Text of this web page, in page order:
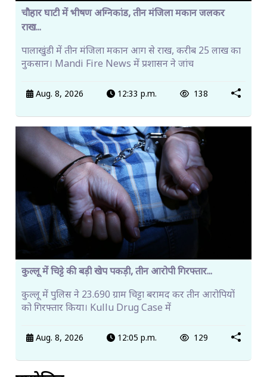
चौहार घाटी में भीषण अग्निकांड, तीन मंजिला मकान जलकर
राख...
पालाखुंडी में तीन मंजिला मकान आग से राख, करीब 25 लाख का
नुकसान। Mandi Fire News में प्रशासन ने जांच
Aug. 8, 2026 12:33 p.m. 138
कुल्लू में चिट्टे की बड़ी खेप पकड़ी, तीन आरोपी गिरफ्तार...
कुल्लू में पुलिस ने 23.690 ग्राम चिट्टा बरामद कर तीन आरोपियों
को गिरफ्तार किया। Kullu Drug Case में
Aug. 8, 2026 12:05 p.m. 129